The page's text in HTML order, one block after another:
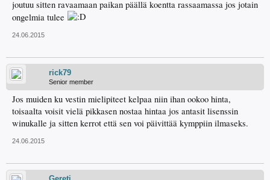
joutuu sitten ravaamaan paikan päällä koentta rassaamassa jos jotain
ongelmia tulee
24.06.2015
rick79
Senior member
Jos muiden ku vestin mielipiteet kelpaa niin ihan ookoo hinta,
toisaalta voisit vielä pikkasen nostaa hintaa jos antasit lisenssin
winukalle ja sitten kerrot että sen voi päivittää kymppiin ilmaseks.
24.06.2015